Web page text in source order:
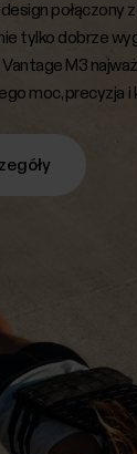
połączony
tylko dobrze
M3
moc, precyzja